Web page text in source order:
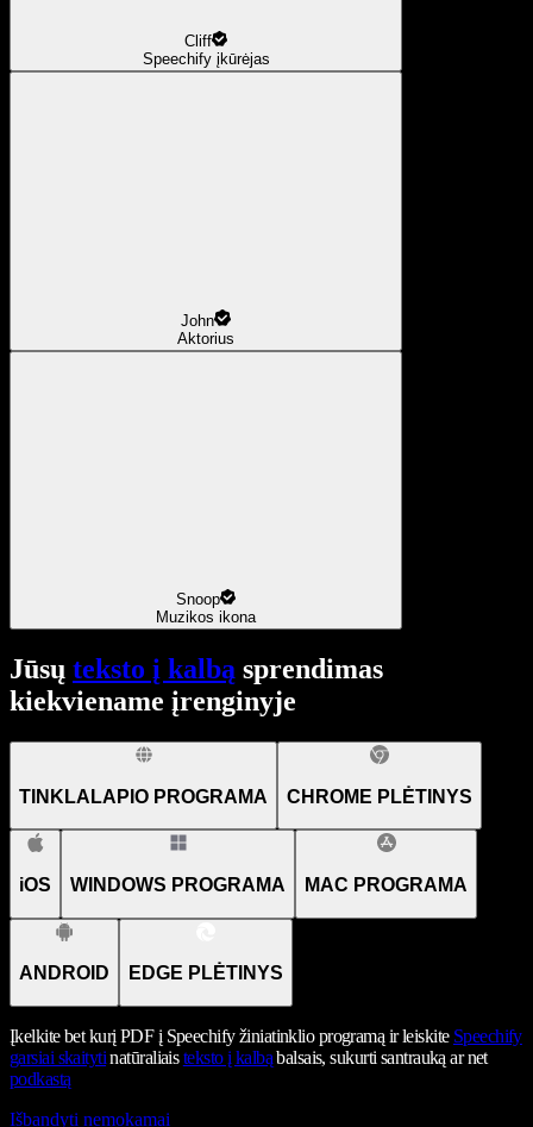
Cliff
Speechify įkūrėjas
John
Aktorius
Snoop
Muzikos ikona
Jūsų teksto į kalbą sprendimas
kiekviename įrenginyje
TINKLALAPIO PROGRAMA CHROME PLĖTINYS
iOS WINDOWS PROGRAMA MAC PROGRAMA
ANDROID EDGE PLĖTINYS
Įkelkite bet kurį PDF į Speechify žiniatinklio programą ir leiskite Speechify
garsiai skaitytinatūraliaisteksto į kalbąbalsais, sukurti santrauką ar net
podkastą
Išbandyti nemokamai